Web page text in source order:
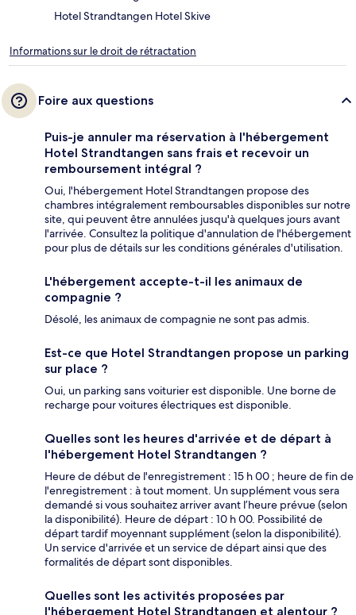
Hotel Strandtangen Hotel Skive
Informations sur le droit de rétractation
Foire aux questions
Puis-je annuler ma réservation à l'hébergement
Hotel Strandtangen sans frais et recevoir un
remboursement intégral ?
Oui, l'hébergement Hotel Strandtangen propose des
chambres intégralement remboursables disponibles sur notre
site, qui peuvent être annulées jusqu'à quelques jours avant
l'arrivée. Consultez la politique d'annulation de l'hébergement
pour plus de détails sur les conditions générales d'utilisation.
L'hébergement accepte-t-il les animaux de
compagnie ?
Désolé, les animaux de compagnie ne sont pas admis.
Est-ce que Hotel Strandtangen propose un parking
sur place ?
Oui, un parking sans voiturier est disponible. Une borne de
recharge pour voitures électriques est disponible.
Quelles sont les heures d'arrivée et de départ à
l'hébergement Hotel Strandtangen ?
Heure de début de l'enregistrement : 15 h 00 ; heure de fin de
l'enregistrement : à tout moment. Un supplément vous sera
demandé si vous souhaitez arriver avant l’heure prévue (selon
la disponibilité). Heure de départ : 10 h 00. Possibilité de
départ tardif moyennant supplément (selon la disponibilité).
Un service d'arrivée et un service de départ ainsi que des
formalités de départ sont disponibles.
Quelles sont les activités proposées par
l'hébergement Hotel Strandtangen et alentour ?